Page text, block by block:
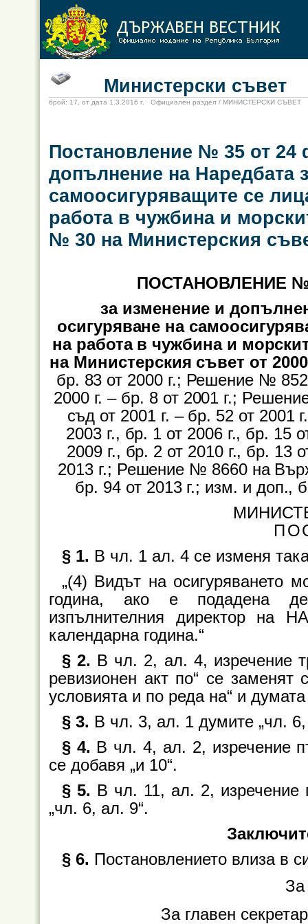
Министерски съвет
брой: 17, от дата 1.3.2016 г. Официален раздел / МИНИСТЕРСКИ СЪВЕТ
Постановление № 35 от 24
допълнение на Наредбата
самоосигуряващите се
работа в чужбина и
№ 30 на Министерския
ПОСТАНОВЛЕНИЕ №
за изменение и
осигуряване на
на работа в чужбина и
на Министерския съвет от
бр. 83 от 2000 г.; Решение №
2000 г. – бр. 8 от 2001 г.;
съд от 2001 г. – бр. 52 от 2001
2003 г., бр. 1 от 2006 г., бр. 15
2009 г., бр. 2 от 2010 г., бр. 13
2013 г.; Решение № 8660 на
бр. 94 от 2013 г.; изм. и доп.,
§ 1. В чл. 1 ал. 4 се изменя
„(4) Видът на осигуряването
година, ако е подадена
изпълнителния директор на
календарна година.“
§ 2. В чл. 2, ал. 4, изречение
ревизионен акт по“ се заменят
условията и по реда на“ и
§ 3. В чл. 3, ал. 1 думите „чл.
§ 4. В чл. 4, ал. 2, изречение
се добавя „и 10“.
§ 5. В чл. 11, ал. 2, изречение
„чл. 6, ал. 9“.
§ 6. Постановлението влиза в
За
За главен